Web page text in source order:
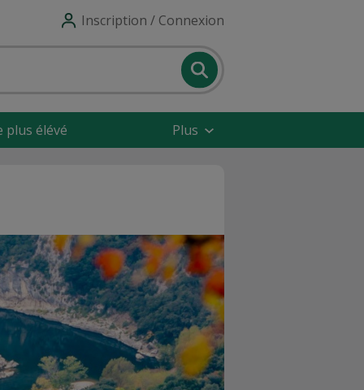
Inscription / Connexion
plus élévé Plus